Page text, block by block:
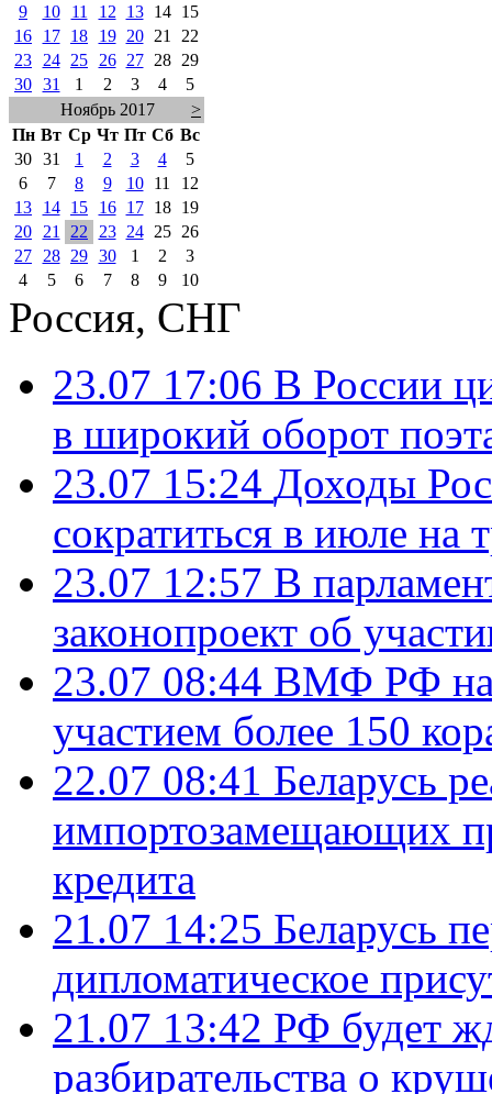
9
10 11 12 13 14
15
16
17 18 19 20 21
22
23
24 25 26 27 28
29
30 31 1 2 3 4
5
Ноябрь 2017
>
Пн Вт Ср Чт Пт Сб Вс
30 31 1 2 3 4
5
6
7 8 9 10 11
12
13
14 15 16 17 18
19
20
21 22 23 24 25
26
27
28 29 30 1 2
3
4
5 6 7 8 9 10
Россия, СНГ
23.07 17:06 В России
в широкий оборот
23.07 15:24 Доходы
сократиться в июле на
23.07 12:57 В
законопроект об
23.07 08:44 ВМФ РФ
участием более 150
22.07 08:41 Беларусь
импортозамещающих
кредита
21.07 14:25 Беларусь
дипломатическое
21.07 13:42 РФ будет
разбирательства о